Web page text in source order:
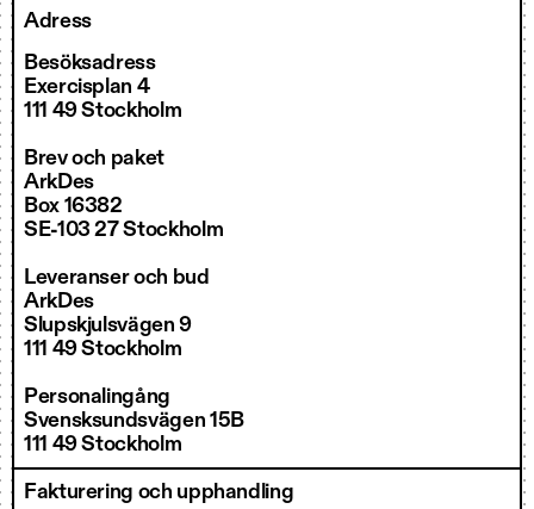
Adress
Besöksadress
Exercisplan 4
111 49 Stockholm
Brev och paket
ArkDes
Box 16382
SE-103 27 Stockholm
Leveranser och bud
ArkDes
Slupskjulsvägen 9
111 49 Stockholm
Personalingång
Svensksundsvägen 15B
111 49 Stockholm
Fakturering och upphandling